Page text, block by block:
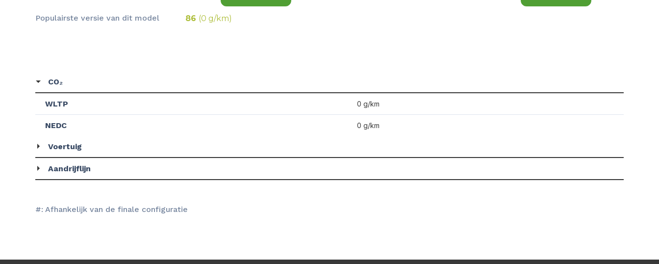
Populairste versie van dit model 86 (0 g/km)
CO₂
WLTP 0 g/km
NEDC 0 g/km
Voertuig
Aandrijflijn
#: Afhankelijk van de finale configuratie